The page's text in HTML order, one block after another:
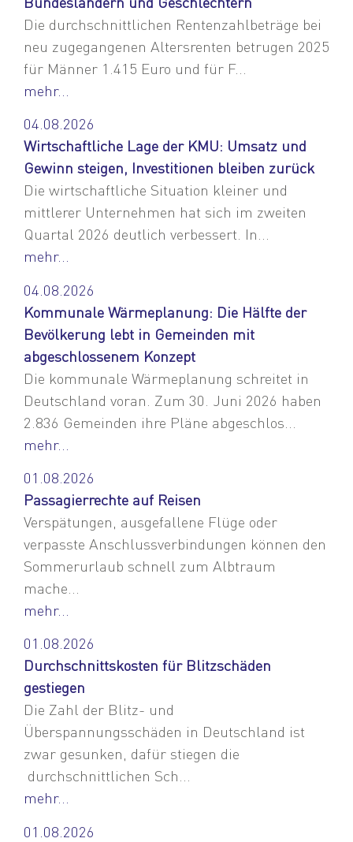
Die durchschnittlichen Rentenzahlbeträge bei
neu zugegangenen Altersrenten betrugen 2025
für Männer 1.415 Euro und für F...
mehr...
04.08.2026
Wirtschaftliche Lage der KMU: Umsatz und
Gewinn steigen, Investitionen bleiben zurück
Die wirtschaftliche Situation kleiner und
mittlerer Unternehmen hat sich im zweiten
Quartal 2026 deutlich verbessert. In...
mehr...
04.08.2026
Kommunale Wärmeplanung: Die Hälfte der
Bevölkerung lebt in Gemeinden mit
abgeschlossenem Konzept
Die kommunale Wärmeplanung schreitet in
Deutschland voran. Zum 30. Juni 2026 haben
2.836 Gemeinden ihre Pläne abgeschlos...
mehr...
01.08.2026
Passagierrechte auf Reisen
Verspätungen, ausgefallene Flüge oder
verpasste Anschlussverbindungen können den
Sommerurlaub schnell zum Albtraum
mache...
mehr...
01.08.2026
Durchschnittskosten für Blitzschäden
gestiegen
Die Zahl der Blitz- und
Überspannungsschäden in Deutschland ist
zwar gesunken, dafür stiegen die
durchschnittlichen Sch...
mehr...
01.08.2026